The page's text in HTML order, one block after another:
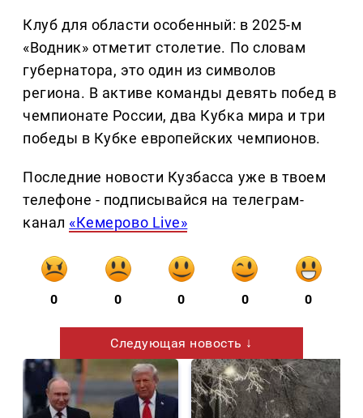
Клуб для области особенный: в 2025-м
«Водник» отметит столетие. По словам
губернатора, это один из символов
региона. В активе команды девять побед в
чемпионате России, два Кубка мира и три
победы в Кубке европейских чемпионов.
Последние новости Кузбасса уже в твоем
телефоне - подписывайся на телеграм-
канал «Кемерово Live»
0 0 0 0 0
Следующая новость ↓